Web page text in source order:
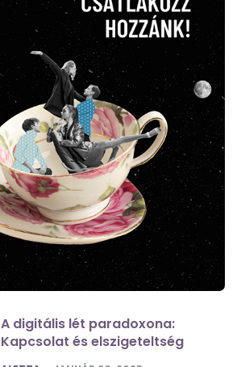
A digitális lét paradoxona:
Kapcsolat és elszigeteltség